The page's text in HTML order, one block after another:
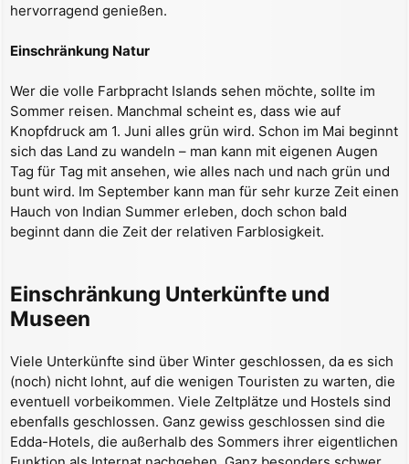
hervorragend genießen.
Einschränkung Natur
Wer die volle Farbpracht Islands sehen möchte, sollte im
Sommer reisen. Manchmal scheint es, dass wie auf
Knopfdruck am 1. Juni alles grün wird. Schon im Mai beginnt
sich das Land zu wandeln – man kann mit eigenen Augen
Tag für Tag mit ansehen, wie alles nach und nach grün und
bunt wird. Im September kann man für sehr kurze Zeit einen
Hauch von Indian Summer erleben, doch schon bald
beginnt dann die Zeit der relativen Farblosigkeit.
Einschränkung Unterkünfte und
Museen
Viele Unterkünfte sind über Winter geschlossen, da es sich
(noch) nicht lohnt, auf die wenigen Touristen zu warten, die
eventuell vorbeikommen. Viele Zeltplätze und Hostels sind
ebenfalls geschlossen. Ganz gewiss geschlossen sind die
Edda-Hotels, die außerhalb des Sommers ihrer eigentlichen